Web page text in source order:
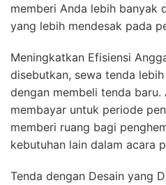
memberi Anda lebih banyak
yang lebih mendesak pada
Meningkatkan Efisiensi
disebutkan, sewa tenda
dengan membeli tenda baru.
membayar untuk periode
memberi ruang bagi
kebutuhan lain dalam acara
Tenda dengan Desain yang